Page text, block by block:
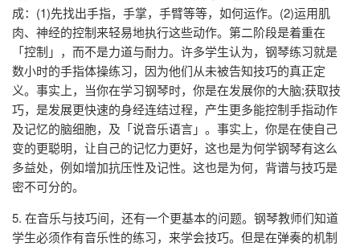
成：(1)先找出手指，手掌，手臂等等，如何运作。(2)运用肌
肉、神经的控制来轻易地执行这些动作。第二阶段是着重在
「控制」，而不是力道与耐力。许多学生认为，钢琴练习就是
数小时的手指体操练习，因为他们从未被告知技巧的真正定
义。事实上，当你在学习钢琴时，你是在发展你的大脑;获取技
巧，是发展更快速的身经连结过程，产生更多能控制手指动作
及记忆的脑细胞，及「说音乐语言」。事实上，你是在使自己
变的更聪明，让自己的记忆力更好，这也是为何学钢琴有这么
多益处，例如增加抗压性及记性。这也是为何，背谱与技巧是
密不可分的。
5. 在音乐与技巧间，还有一个更基本的问题。钢琴教师们知道
学生必须作有音乐性的练习，来学会技巧。但是在弹奏的机制